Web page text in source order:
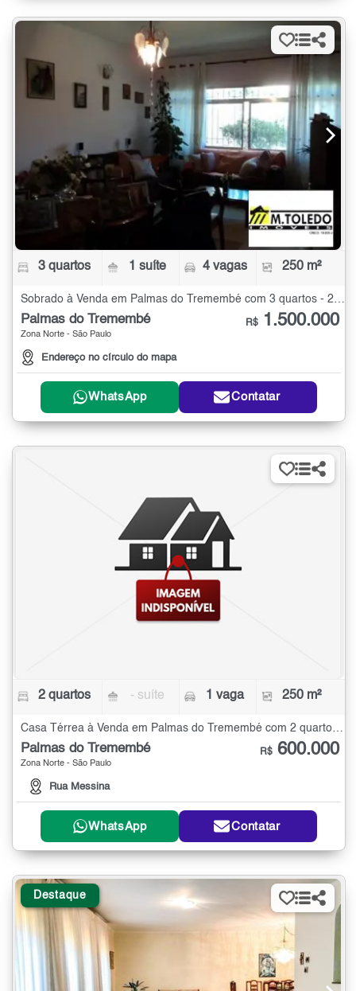
3 quartos 1 suíte 4 vagas 250 m²
Palmas do Tremembé
Zona Norte - São Paulo
Endereço no círculo do mapa
R$ 1.500.000
WhatsApp Contatar
2 quartos - suíte 1 vaga 250 m²
Casa Térrea à Venda em Palmas do Tremembé com 2 quartos - 250 m²
Palmas do Tremembé
Zona Norte - São Paulo
Rua Messina
R$ 600.000
WhatsApp Contatar
Destaque